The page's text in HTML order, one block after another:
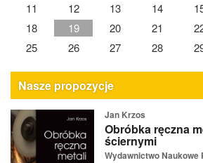
11
12 13 14
18
19 20 21
25
26 27 28
Nasze propozycje
Jan Krzos
Obróbka ręczna
ściernymi
Wydawnictwo Naukowe